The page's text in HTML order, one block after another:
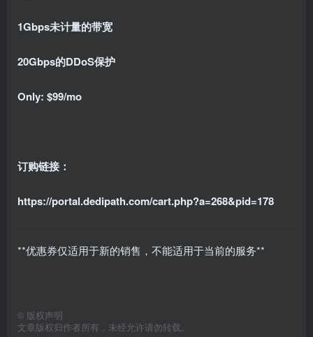
1Gbps未计量的带宽
20Gbps的DDoS保护
Only: $99/mo
订购链接：
https://portal.dedipath.com/cart.php?a=268&pid=178
**优惠券仅适用于新的销售，不能适用于当前的服务**
© 版权声明
文章版权归作者所有，未经允许请勿转载。